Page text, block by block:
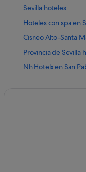
Sevilla hoteles
Hoteles con spa en
Cisneo Alto-Santa
Provincia de Sevilla
Nh Hotels en San